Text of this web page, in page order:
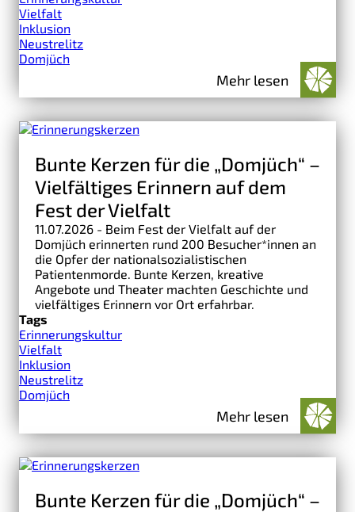
Vielfalt
Inklusion
Neustrelitz
Domjüch
Mehr lesen
Bunte Kerzen für die „Domjüch“ –
Vielfältiges Erinnern auf dem
Fest der Vielfalt
11.07.2026 - Beim Fest der Vielfalt auf der
Domjüch erinnerten rund 200 Besucher*innen an
die Opfer der nationalsozialistischen
Patientenmorde. Bunte Kerzen, kreative
Angebote und Theater machten Geschichte und
vielfältiges Erinnern vor Ort erfahrbar.
Tags
Erinnerungskultur
Vielfalt
Inklusion
Neustrelitz
Domjüch
Mehr lesen
Bunte Kerzen für die „Domjüch“ –